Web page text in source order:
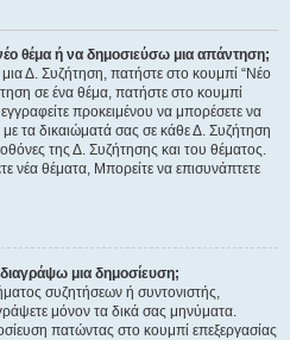
θέμα ή να δημοσιεύσω μια απάντηση;
μια Δ. Συζήτηση, πατήστε στο κουμπί “Νέο
σε ένα θέμα, πατήστε στο κουμπί
προκειμένου να μπορέσετε να
τα δικαιώματά σας σε κάθε Δ. Συζήτηση
της Δ. Συζήτησης και του θέματος.
νέα θέματα, Μπορείτε να επισυνάπτετε
μια δημοσίευση;
συζητήσεων ή συντονιστής,
μόνον τα δικά σας μηνύματα.
πατώντας στο κουμπί επεξεργασίας